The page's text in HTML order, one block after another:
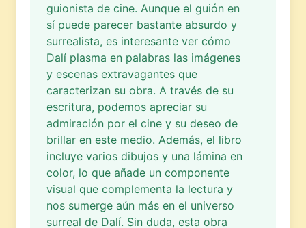
guionista de cine. Aunque el guión en
sí puede parecer bastante absurdo y
surrealista, es interesante ver cómo
Dalí plasma en palabras las imágenes
y escenas extravagantes que
caracterizan su obra. A través de su
escritura, podemos apreciar su
admiración por el cine y su deseo de
brillar en este medio. Además, el libro
incluye varios dibujos y una lámina en
color, lo que añade un componente
visual que complementa la lectura y
nos sumerge aún más en el universo
surreal de Dalí. Sin duda, esta obra